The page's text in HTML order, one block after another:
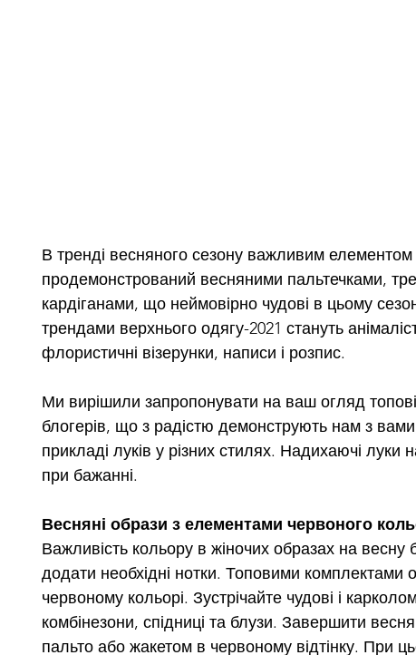
В тренді весняного сезону важливим елементом
продемонстрований весняними пальтечками,
кардіганами, що неймовірно чудові в цьому
трендами верхнього одягу-2021 стануть
флористичні візерунки, написи і розпис.
Ми вирішили запропонувати на ваш огляд топові
блогерів, що з радістю демонструють нам з
прикладі луків у різних стилях. Надихаючі луки
при бажанні.
Весняні образи з елементами червоного
Важливість кольору в жіночих образах на
додати необхідні нотки. Топовими комплектами
червоному кольорі. Зустрічайте чудові і
комбінезони, спідниці та блузи. Завершити
пальто або жакетом в червоному відтінку. При